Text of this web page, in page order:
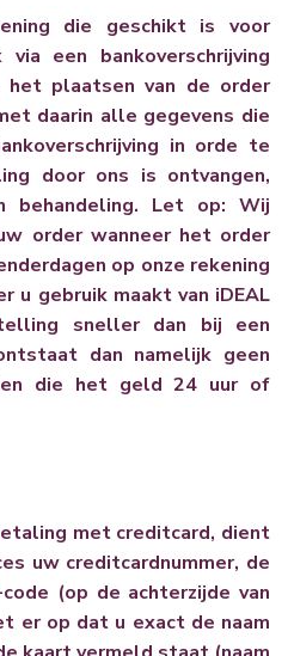
die geschikt is voor
een bankoverschrijving
plaatsen van de order
daarin alle gegevens die
in orde te
door ons is ontvangen,
behandeling. Let op: Wij
order wanneer het order
op onze rekening
u gebruik maakt van iDEAL
sneller dan bij een
dan namelijk geen
die het geld 24 uur of
met creditcard, dient
uw creditcardnummer, de
(op de achterzijde van
er op dat u exact de naam